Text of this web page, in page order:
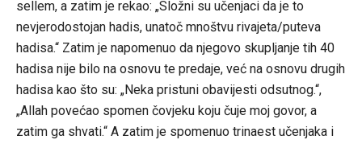
sellem, a zatim je rekao: „Složni su učenjaci da je to
nevjerodostojan hadis, unatoč mnoštvu rivajeta/puteva
hadisa.“ Zatim je napomenuo da njegovo skupljanje tih 40
hadisa nije bilo na osnovu te predaje, već na osnovu drugih
hadisa kao što su: „Neka pristuni obavijesti odsutnog.“,
„Allah povećao spomen čovjeku koju čuje moj govor, a
zatim ga shvati.“ A zatim je spomenuo trinaest učenjaka i